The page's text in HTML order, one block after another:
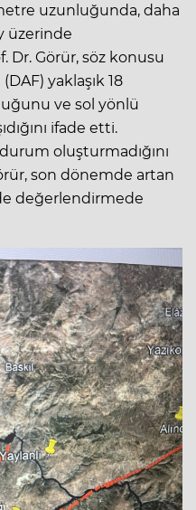
uzunluğunda, daha
üzerinde
Dr. Görür, söz konusu
yaklaşık 18
ve sol yönlü
ifade etti.
oluşturmadığını
son dönemde artan
değerlendirmede